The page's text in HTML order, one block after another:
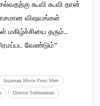
கூவி கூவி தான்
விஷயங்கள்
தரும்..
வேண்டும்”
Anjamaai Movie Press Meet
Director Subhuraman